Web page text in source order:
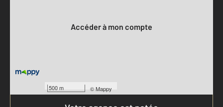
500 m ©Mappy
Accéder à mon compte